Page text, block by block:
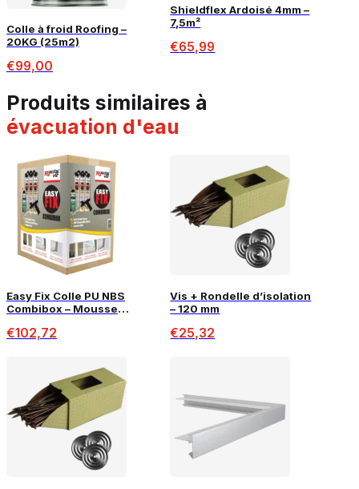
Colle à froid Roofing –
20KG (25m2)
€99,00
Shieldflex Ardoisé 4mm –
7,5m²
€65,99
produits similaires à
évacuation d'eau
Easy Fix Colle PU NBS
Combibox – Mousse
PIR (120m²)
€102,72
Vis + Rondelle d’isolation
– 120 mm
€25,32